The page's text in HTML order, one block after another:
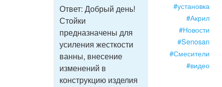
Ответ: Добрый день!
Стойки
предназначены для
усиления жесткости
ванны, внесение
изменений в
конструкцию изделия
#установка
#Акрил
#Новости
#Senosan
#Смесители
#видео